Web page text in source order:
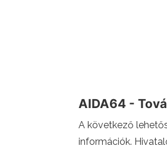
AIDA64 -
A következő
információk.